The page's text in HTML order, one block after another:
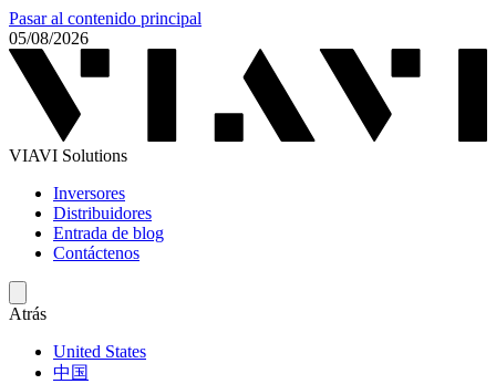
Pasar al contenido principal
05/08/2026
VIAVI Solutions
Inversores
Distribuidores
Entrada de blog
Contáctenos
Atrás
United States
中国